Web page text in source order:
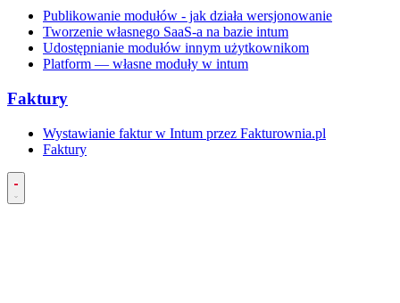
Publikowanie modułów - jak działa wersjonowanie
Tworzenie własnego SaaS-a na bazie intum
Udostępnianie modułów innym użytkownikom
Platform — własne moduły w intum
Faktury
Wystawianie faktur w Intum przez Fakturownia.pl
Faktury